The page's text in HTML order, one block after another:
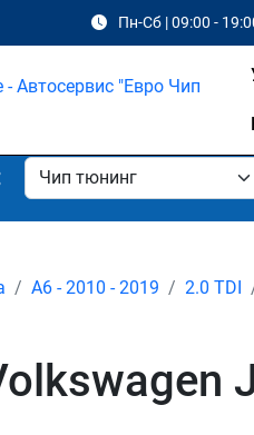
Пн-Сб | 09:00 -
A6 - 2010 - 2019 2.0 TDI